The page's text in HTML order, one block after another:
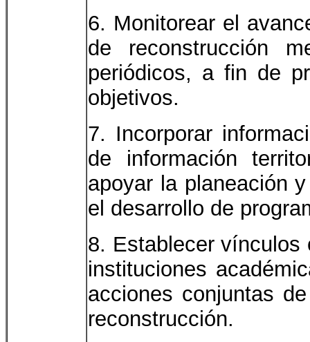
6. Monitorear el
de reconstrucción
periódicos, a fin de
objetivos.
7. Incorporar
de información
apoyar la planeación
el desarrollo de
8. Establecer vínculos
instituciones
acciones conjuntas
reconstrucción.